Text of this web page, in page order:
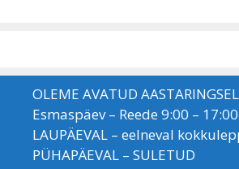
OLEME AVATUD
Esmaspäev – Reede 9:00 – 17:00
LAUPÄEVAL – eelneval
PÜHAPÄEVAL – SULETUD